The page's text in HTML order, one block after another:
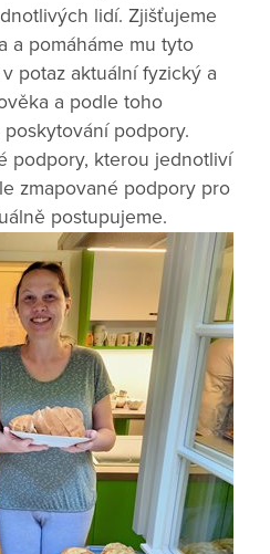
lidí. Zjišťujeme
a pomáháme mu tyto
potaz aktuální fyzický a
a podle toho
podpory.
podpory, kterou jednotliví
zmapované podpory pro
postupujeme.